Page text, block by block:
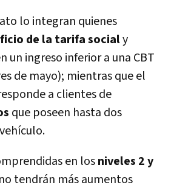
lo integran quienes
de la tarifa socialy
un ingreso inferior a una CBT
de mayo); mientras que el
a clientes de
que poseen hasta dos
en losniveles 2 y
tendrán más aumentos